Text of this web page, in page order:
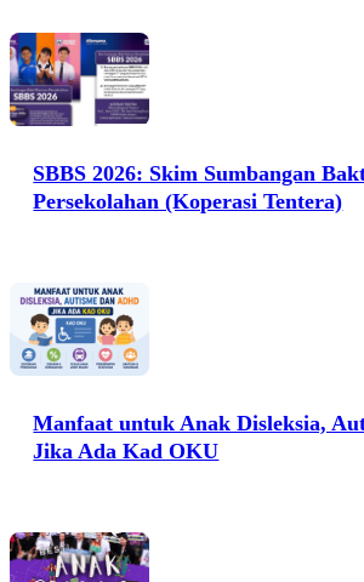
SBBS 2026: Skim Sumbangan
Persekolahan (Koperasi Tentera)
Manfaat untuk Anak Disleksia,
Jika Ada Kad OKU